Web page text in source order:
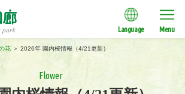
Language Menu
花 ＞ 2026年 園内桜情報（4/21更新）
Flower